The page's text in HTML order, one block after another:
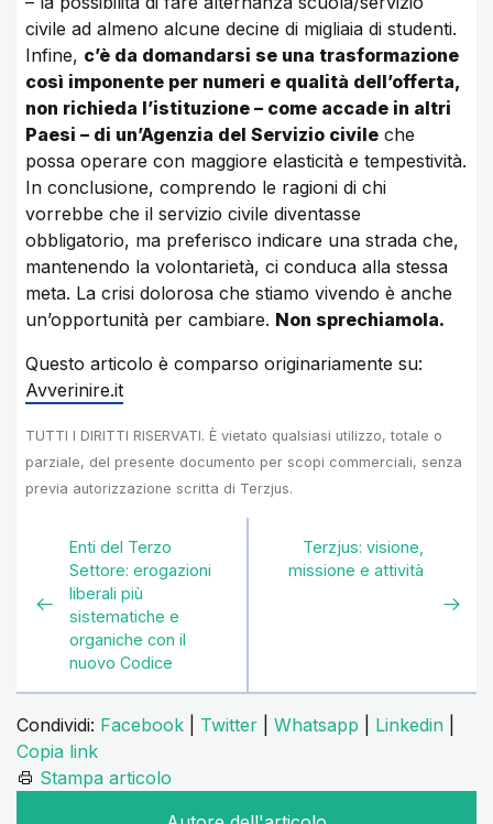
civile ad almeno alcune decine di migliaia di studenti.
Infine, c’è da domandarsi se una trasformazione
così imponente per numeri e qualità dell’offerta,
non richieda l’istituzione – come accade in altri
Paesi – di un’Agenzia del Servizio civile che
possa operare con maggiore elasticità e tempestività.
In conclusione, comprendo le ragioni di chi
vorrebbe che il servizio civile diventasse
obbligatorio, ma preferisco indicare una strada che,
mantenendo la volontarietà, ci conduca alla stessa
meta. La crisi dolorosa che stiamo vivendo è anche
un’opportunità per cambiare. Non sprechiamola.
Questo articolo è comparso originariamente su:
Avverinire.it
TUTTI I DIRITTI RISERVATI. È vietato qualsiasi utilizzo, totale o
parziale, del presente documento per scopi commerciali, senza
previa autorizzazione scritta di Terzjus.
Enti del Terzo
Settore: erogazioni
liberali più
sistematiche e
organiche con il
nuovo Codice
Terzjus: visione,
missione e attività
Condividi: Facebook Twitter Whatsapp Linkedin
Copia link
Stampa articolo